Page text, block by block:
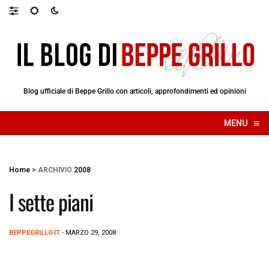
Blog ufficiale di Beppe Grillo con articoli, approfondimenti ed opinioni
MENU ≡
☰
Home > ARCHIVIO 2008
I sette piani
BEPPEGRILLO.IT - MARZO 29, 2008